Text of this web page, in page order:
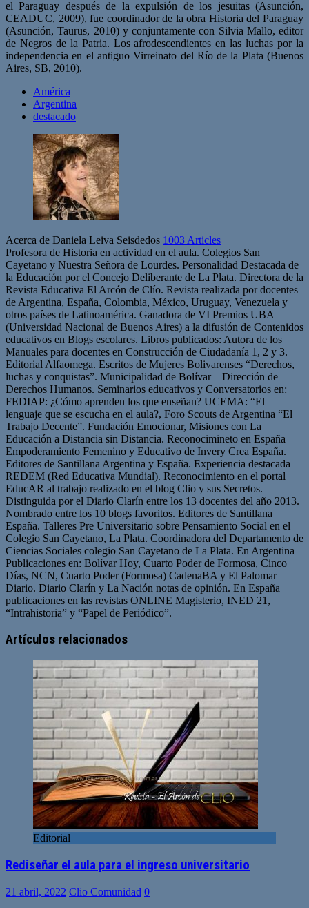
el Paraguay después de la expulsión de los jesuitas (Asunción,
CEADUC, 2009), fue coordinador de la obra Historia del Paraguay
(Asunción, Taurus, 2010) y conjuntamente con Silvia Mallo, editor
de Negros de la Patria. Los afrodescendientes en las luchas por la
independencia en el antiguo Virreinato del Río de la Plata (Buenos
Aires, SB, 2010).
América
Argentina
destacado
Acerca de Daniela Leiva Seisdedos 1003 Articles
Profesora de Historia en actividad en el aula. Colegios San
Cayetano y Nuestra Señora de Lourdes. Personalidad Destacada de
la Educación por el Concejo Deliberante de La Plata. Directora de la
Revista Educativa El Arcón de Clío. Revista realizada por docentes
de Argentina, España, Colombia, México, Uruguay, Venezuela y
otros países de Latinoamérica. Ganadora de VI Premios UBA
(Universidad Nacional de Buenos Aires) a la difusión de Contenidos
educativos en Blogs escolares. Libros publicados: Autora de los
Manuales para docentes en Construcción de Ciudadanía 1, 2 y 3.
Editorial Alfaomega. Escritos de Mujeres Bolivarenses “Derechos,
luchas y conquistas”. Municipalidad de Bolívar – Dirección de
Derechos Humanos. Seminarios educativos y Conversatorios en:
FEDIAP: ¿Cómo aprenden los que enseñan? UCEMA: “El
lenguaje que se escucha en el aula?, Foro Scouts de Argentina “El
Trabajo Decente”. Fundación Emocionar, Misiones con La
Educación a Distancia sin Distancia. Reconocimineto en España
Empoderamiento Femenino y Educativo de Invery Crea España.
Editores de Santillana Argentina y España. Experiencia destacada
REDEM (Red Educativa Mundial). Reconocimiento en el portal
EducAR al trabajo realizado en el blog Clio y sus Secretos.
Distinguida por el Diario Clarín entre los 13 docentes del año 2013.
Nombrado entre los 10 blogs favoritos. Editores de Santillana
España. Talleres Pre Universitario sobre Pensamiento Social en el
Colegio San Cayetano, La Plata. Coordinadora del Departamento de
Ciencias Sociales colegio San Cayetano de La Plata. En Argentina
Publicaciones en: Bolívar Hoy, Cuarto Poder de Formosa, Cinco
Días, NCN, Cuarto Poder (Formosa) CadenaBA y El Palomar
Diario. Diario Clarín y La Nación notas de opinión. En España
publicaciones en las revistas ONLINE Magisterio, INED 21,
“Intrahistoria” y “Papel de Periódico”.
web
Artículos relacionados
Editorial
Rediseñar el aula para el ingreso universitario
21 abril, 2022 Clio Comunidad 0